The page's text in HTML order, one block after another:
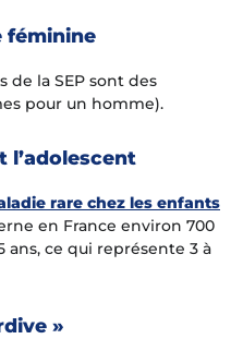
féminine
de la SEP sont des
pour un homme).
l’adolescent
rare chez les enfants
en France environ 700
ans, ce qui représente 3 à
»